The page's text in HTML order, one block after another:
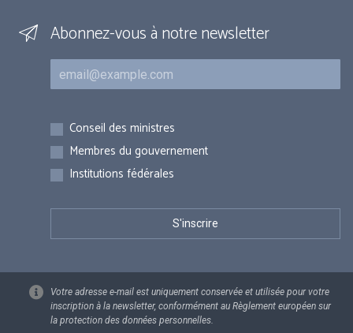
Abonnez-vous à notre newsletter
Courriel
Inscriptions
Conseil des ministres
Membres du gouvernement
Institutions fédérales
Votre adresse e-mail est uniquement conservée et utilisée pour votre
inscription à la newsletter, conformément au Règlement européen sur
la protection des données personnelles.